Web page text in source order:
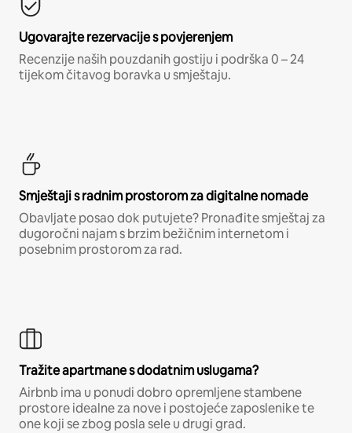
Ugovarajte rezervacije s povjerenjem
Recenzije naših pouzdanih gostiju i podrška 0 – 24
tijekom čitavog boravka u smještaju.
Smještaji s radnim prostorom za digitalne nomade
Obavljate posao dok putujete? Pronađite smještaj za
dugoročni najam s brzim bežičnim internetom i
posebnim prostorom za rad.
Tražite apartmane s dodatnim uslugama?
Airbnb ima u ponudi dobro opremljene stambene
prostore idealne za nove i postojeće zaposlenike te
one koji se zbog posla sele u drugi grad.